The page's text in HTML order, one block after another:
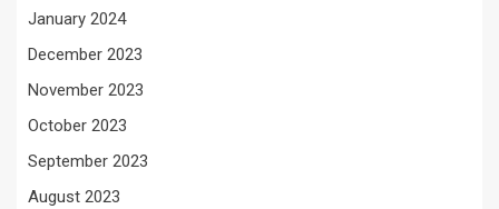
January 2024
December 2023
November 2023
October 2023
September 2023
August 2023